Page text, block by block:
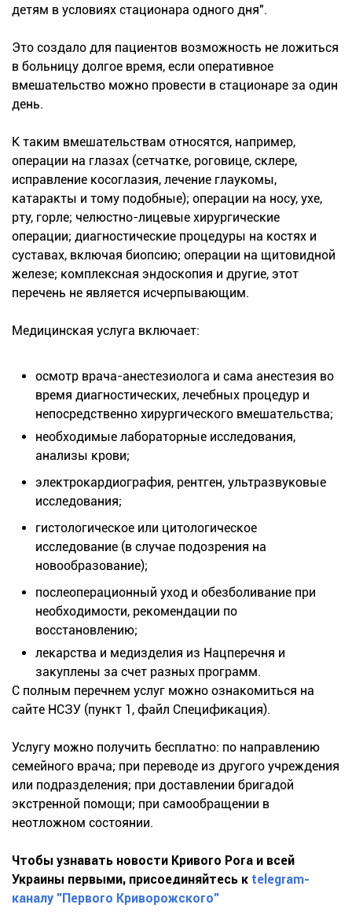
детям в условиях стационара одного дня".
Это создало для пациентов возможность не ложиться
в больницу долгое время, если оперативное
вмешательство можно провести в стационаре за один
день.
К таким вмешательствам относятся, например,
операции на глазах (сетчатке, роговице, склере,
исправление косоглазия, лечение глаукомы,
катаракты и тому подобные); операции на носу, ухе,
рту, горле; челюстно-лицевые хирургические
операции; диагностические процедуры на костях и
суставах, включая биопсию; операции на щитовидной
железе; комплексная эндоскопия и другие, этот
перечень не является исчерпывающим.
Медицинская услуга включает:
осмотр врача-анестезиолога и сама анестезия во
время диагностических, лечебных процедур и
непосредственно хирургического вмешательства;
необходимые лабораторные исследования,
анализы крови;
электрокардиография, рентген, ультразвуковые
исследования;
гистологическое или цитологическое
исследование (в случае подозрения на
новообразование);
послеоперационный уход и обезболивание при
необходимости, рекомендации по
восстановлению;
лекарства и медизделия из Нацперечня и
закуплены за счет разных программ.
С полным перечнем услуг можно ознакомиться на
сайте НСЗУ (пункт 1, файл Спецификация).
Услугу можно получить бесплатно: по направлению
семейного врача; при переводе из другого учреждения
или подразделения; при доставлении бригадой
экстренной помощи; при самообращении в
неотложном состоянии.
Чтобы узнавать новости Кривого Рога и всей
Украины первыми, присоединяйтесь к telegram-
каналу "Первого Криворожского"